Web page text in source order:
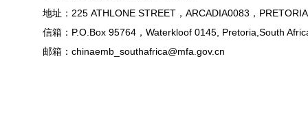
地址：225 ATHLONE STREET，ARCADIA0083，
信箱：P.O.Box 95764，Waterkloof 0145, Pretoria,South
邮箱：chinaemb_southafrica@mfa.gov.cn